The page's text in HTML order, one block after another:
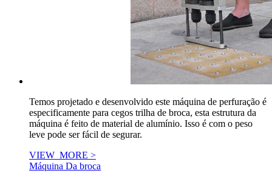
Temos projetado e desenvolvido este máquina de perfuração é
especificamente para cegos trilha de broca, esta estrutura da
máquina é feito de material de alumínio. Isso é com o peso
leve pode ser fácil de segurar.
VIEW_MORE >
Máquina Da broca